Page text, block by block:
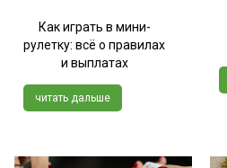
Как играть в мини-
рулетку: всё о правилах
и выплатах
читать дальше